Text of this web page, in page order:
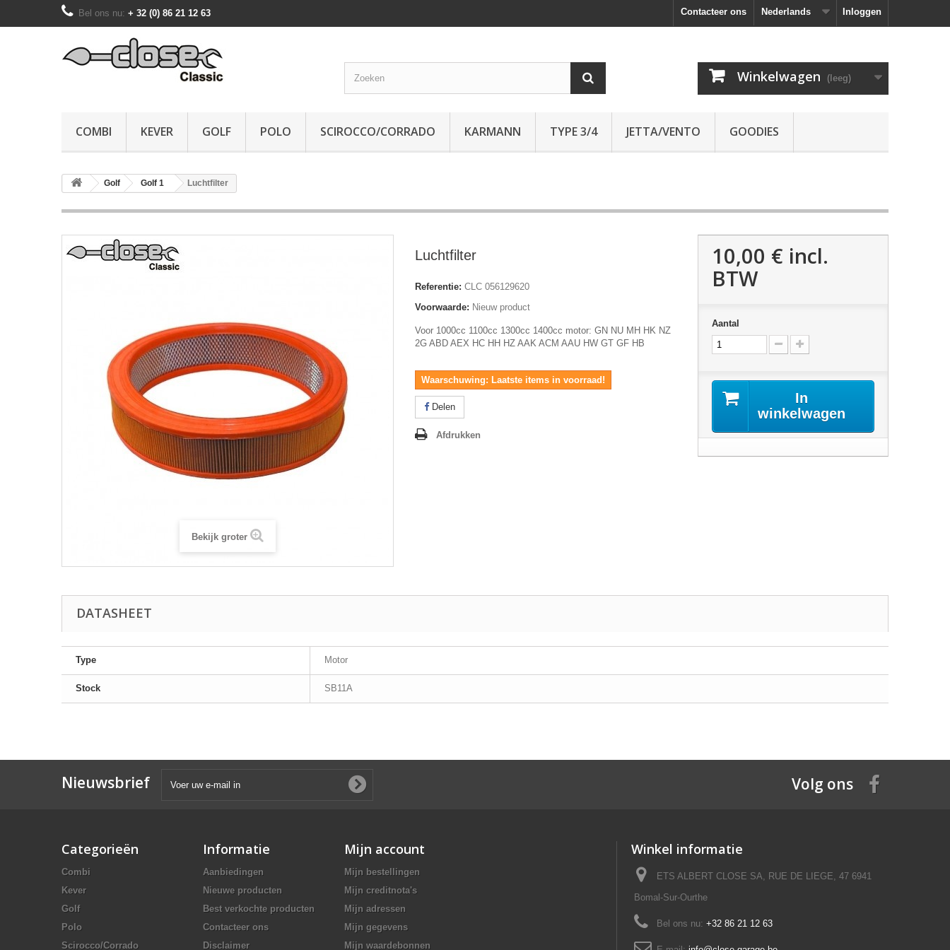
Inloggen
Nederlands
Contacteer ons
Bel ons nu: + 32 (0) 86 21 12 63
Winkelwagen (leeg)
COMBI KEVER GOLF POLO SCIROCCO/CORRADO KARMANN TYPE 3/4 JETTA/VENTO GOODIES
Golf Golf 1 Luchtfilter
Bekijk groter
Luchtfilter
Referentie: CLC 056129620
Voorwaarde: Nieuw product
Voor 1000cc 1100cc 1300cc 1400cc motor: GN NU MH HK NZ
2G ABD AEX HC HH HZ AAK ACM AAU HW GT GF HB
Waarschuwing: Laatste items in voorraad!
Delen
Afdrukken
10,00 € incl.
BTW
Aantal
In
winkelwagen
DATASHEET
Type Motor
Stock SB11A
Nieuwsbrief Volg ons
Categorieën
Combi
Kever
Golf
Polo
Scirocco/Corrado
Informatie
Aanbiedingen
Nieuwe producten
Best verkochte producten
Contacteer ons
Disclaimer
Mijn account
Mijn bestellingen
Mijn creditnota's
Mijn adressen
Mijn gegevens
Mijn waardebonnen
Winkel informatie
ETS ALBERT CLOSE SA, RUE DE LIEGE, 47 6941
Bomal-Sur-Ourthe
Bel ons nu: +32 86 21 12 63